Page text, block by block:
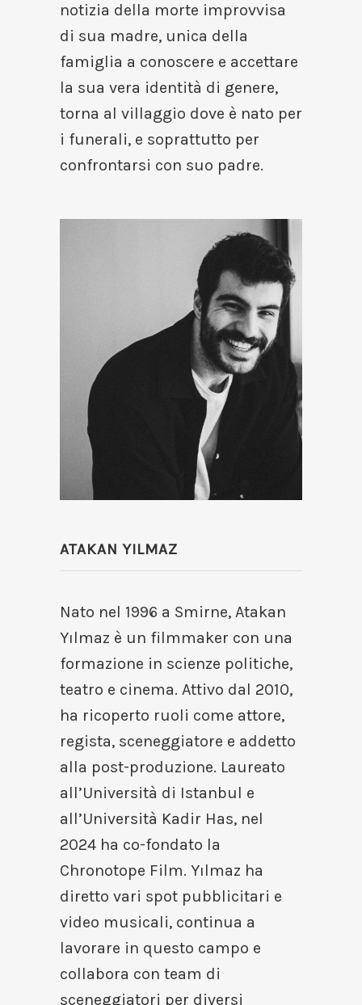
notizia della morte improvvisa
di sua madre, unica della
famiglia a conoscere e accettare
la sua vera identità di genere,
torna al villaggio dove è nato per
i funerali, e soprattutto per
confrontarsi con suo padre.
ATAKAN YILMAZ
Nato nel 1996 a Smirne, Atakan
Yılmaz è un filmmaker con una
formazione in scienze politiche,
teatro e cinema. Attivo dal 2010,
ha ricoperto ruoli come attore,
regista, sceneggiatore e addetto
alla post-produzione. Laureato
all’Università di Istanbul e
all’Università Kadir Has, nel
2024 ha co-fondato la
Chronotope Film. Yılmaz ha
diretto vari spot pubblicitari e
video musicali, continua a
lavorare in questo campo e
collabora con team di
sceneggiatori per diversi